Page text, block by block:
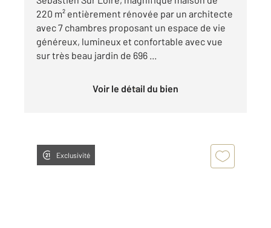
220 m² entièrement rénovée par un architecte
avec 7 chambres proposant un espace de vie
généreux, lumineux et confortable avec vue
sur très beau jardin de 696 ...
Voir le détail du bien
Exclusivité